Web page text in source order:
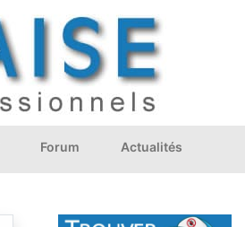
Forum Actualités